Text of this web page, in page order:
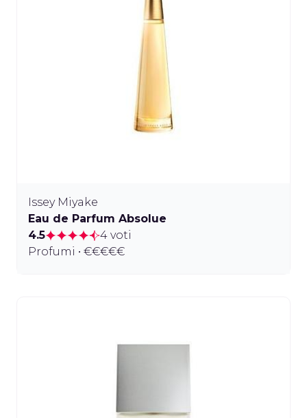
Issey Miyake
Eau de Parfum Absolue
4.5
4 voti
Profumi • €€€€€